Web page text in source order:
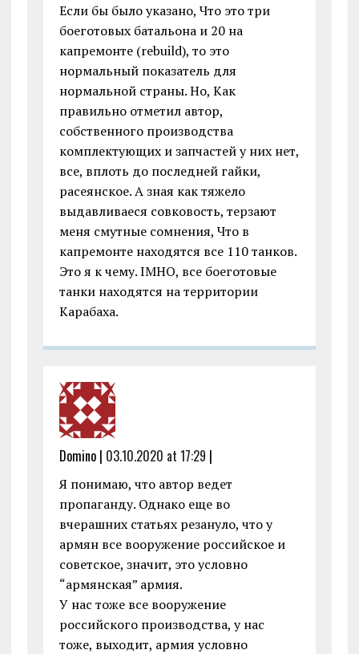
Если бы было указано, Что это три
боеготовых батальона и 20 на
капремонте (rebuild), то это
нормальный показатель для
нормальной страны. Но, Как
правильно отметил автор,
собственного производства
комплектующих и запчастей у них нет,
все, вплоть до последней гайки,
расеянское. А зная как тяжело
выдавливаеся совковость, терзают
меня смутные сомнения, Что в
капремонте находятся все 110 танков.
Это я к чему. IMHO, все боеготовые
танки находятся на территории
Карабаха.
Domino | 03.10.2020 at 17:29 |
Я понимаю, что автор ведет
пропаганду. Однако еще во
вчерашних статьях резануло, что у
армян все вооружение российское и
советское, значит, это условно
“армянская” армия.
У нас тоже все вооружение
российского производства, у нас
тоже, выходит, армия условно